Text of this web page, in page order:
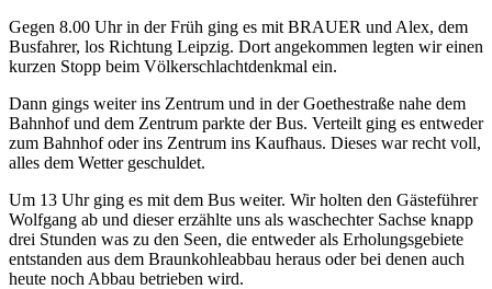
Gegen 8.00 Uhr in der Früh ging es mit BRAUER und Alex, dem
Busfahrer, los Richtung Leipzig. Dort angekommen legten wir einen
kurzen Stopp beim Völkerschlachtdenkmal ein.
Dann gings weiter ins Zentrum und in der Goethestraße nahe dem
Bahnhof und dem Zentrum parkte der Bus. Verteilt ging es entweder
zum Bahnhof oder ins Zentrum ins Kaufhaus. Dieses war recht voll,
alles dem Wetter geschuldet.
Um 13 Uhr ging es mit dem Bus weiter. Wir holten den Gästeführer
Wolfgang ab und dieser erzählte uns als waschechter Sachse knapp
drei Stunden was zu den Seen, die entweder als Erholungsgebiete
entstanden aus dem Braunkohleabbau heraus oder bei denen auch
heute noch Abbau betrieben wird.